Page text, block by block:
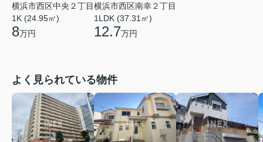
横浜市西区中央２丁目
1K (24.95㎡)
8万円
横浜市西区南幸２丁目
1LDK (37.31㎡)
12.7万円
よく見られている物件